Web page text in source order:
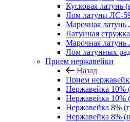
Кусковая латунь
Лом латуни ЛС-
Марочная латунь
Латунная стружка
Марочная латунь
Лом латунных
Прием нержавейки
Назад
Прием
Нержавейка 10%
Нержавейка 10%
Нержавейка 8%
Нержавейка 8%